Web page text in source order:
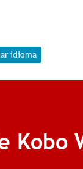
idioma
Kobo